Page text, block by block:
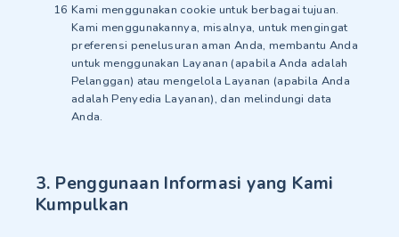
Kami menggunakan cookie untuk berbagai tujuan.
Kami menggunakannya, misalnya, untuk mengingat
preferensi penelusuran aman Anda, membantu Anda
untuk menggunakan Layanan (apabila Anda adalah
Pelanggan) atau mengelola Layanan (apabila Anda
adalah Penyedia Layanan), dan melindungi data
Anda.
3. Penggunaan Informasi yang Kami
Kumpulkan